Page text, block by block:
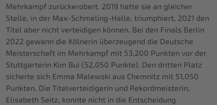
Mehrkampf zurückerobert. 2019 hatte sie an gleicher
Stelle, in der Max-Schmeling-Halle, triumphiert, 2021 den
Titel aber nicht verteidigen können. Bei den Finals Berlin
2022 gewann die Kölnerin überzeugend die Deutsche
Meisterschaft im Mehrkampf mit 53,200 Punkten vor der
Stuttgarterin Kim Bui (52,050 Punkte). Den dritten Platz
sicherte sich Emma Malewski aus Chemnitz mit 51,050
Punkten. Die Titelverteidigerin und Rekordmeisterin,
Elisabeth Seitz, konnte nicht in die Entscheidung